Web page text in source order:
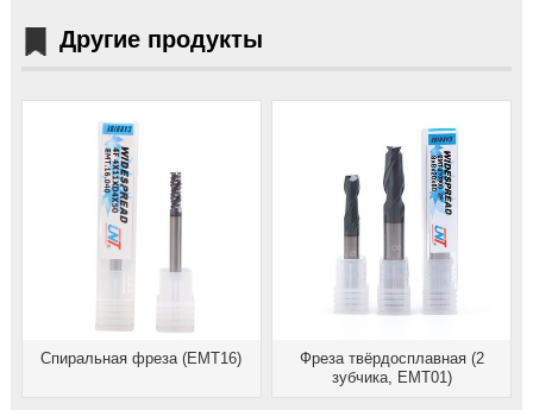
Другие продукты
Спиральная фреза (EMT16)
Фреза твёрдосплавная (2
зубчика, EMT01)